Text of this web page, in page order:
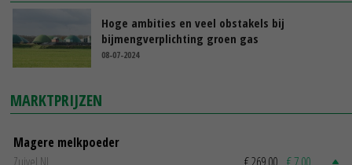
Hoge ambities en veel obstakels bij
bijmengverplichting groen gas
08-07-2024
MARKTPRIJZEN
Magere melkpoeder